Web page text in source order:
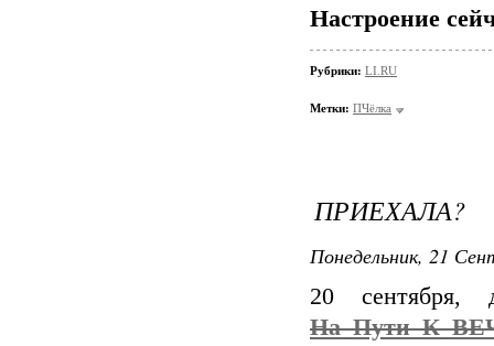
Настроение
Рубрики: LI.RU
Метки: ПЧёлка
ПРИЕХАЛА?
Понедельник, 21
20